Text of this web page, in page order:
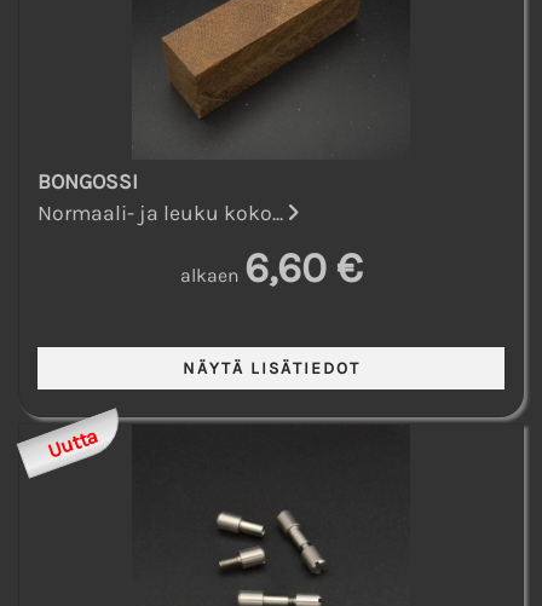
BONGOSSI
Normaali- ja leuku koko...
alkaen 6,60 €
Uutta